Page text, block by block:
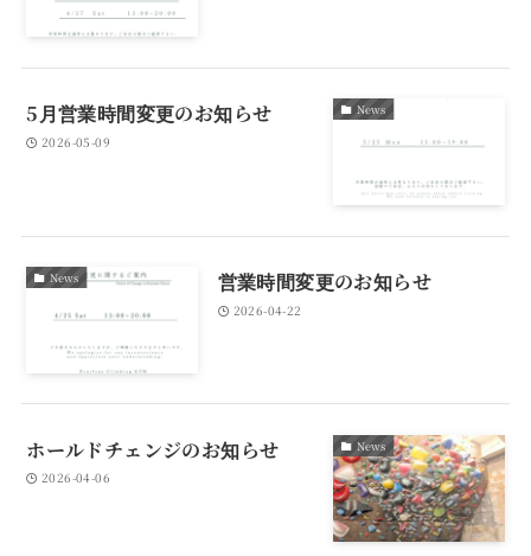
News
5月営業時間変更のお知らせ
2026-05-09
News 営業時間変更のお知らせ
2026-04-22
News
ホールドチェンジのお知らせ
2026-04-06